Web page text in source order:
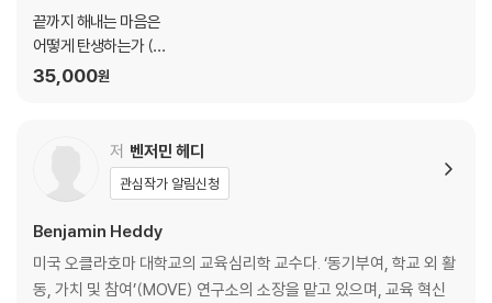
9장 칭찬은 고래도 춤추게 한다는 착각
[신화] 능력을 칭찬하면 동기가 강화된다
[과학] 똑똑하다는 칭찬은 실패에 취약하다
[신화] 의지만 있다면 어떤 환경에서도 성공할 수 있다
[과학] 바꿀 수 없는 불평등은 동기를 저하시킨다
나가며 이 책의 활용 방법
보너스 챕터 B 고정관념이 탄생하는 과정과 벗어나는 방법
끝까지 해내는 마음은
어떻게 탄생하는가 (큰
글자책)
35,000원
저 벤저민 헤디
관심작가 알림신청
Benjamin Heddy
미국 오클라호마 대학교의 교육심리학 교수다. ‘동기부여, 학교 외 활
동, 가치 및 참여’(MOVE) 연구소의 소장을 맡고 있으며, 교육 혁신